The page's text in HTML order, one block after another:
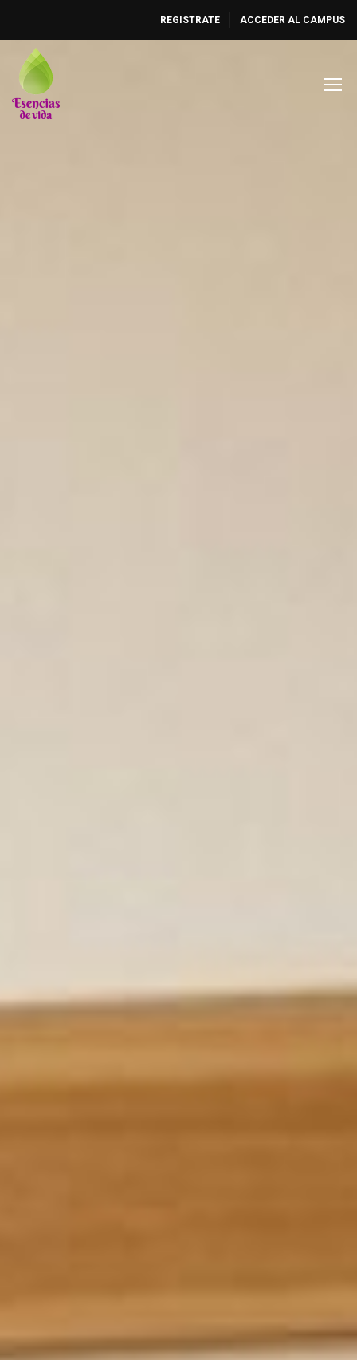
REGISTRATE ACCEDER AL CAMPUS